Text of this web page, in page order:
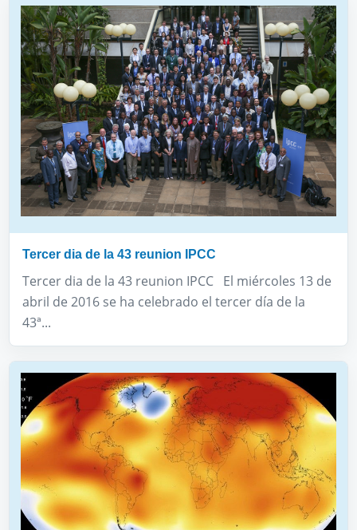
Tercer dia de la 43 reunion IPCC
Tercer dia de la 43 reunion IPCC El miércoles 13 de
abril de 2016 se ha celebrado el tercer día de la
43ª...